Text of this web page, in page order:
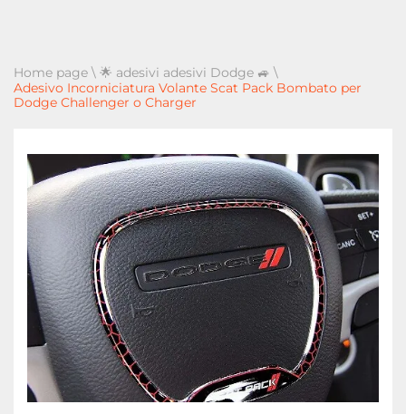
Home page \ 🌟 adesivi adesivi Dodge 🚙 \
Adesivo Incorniciatura Volante Scat Pack Bombato per
Dodge Challenger o Charger